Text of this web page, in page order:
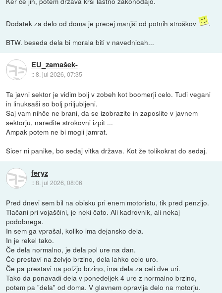
Dodatek za delo od doma je precej manjši od potnih stroškov
.
BTW. beseda dela bi morala biti v navednicah...
EU_zamašek-
::8. jul 2026, 07:35
Ta javni sektor je vidim bolj v zobeh kot boomerji celo. Tudi vegani
in linuksaši so bolj priljubljeni.
Saj vam nihče ne brani, da se izobrazite in zaposlite v javnem
sektorju, naredite strokovni izpit ...
Ampak potem ne bi mogli jamrat.
Sicer ni panike, bo sedaj vitka država. Kot že tolikokrat do sedaj.
feryz
::8. jul 2026, 08:06
Pred dnevi sem bil na obisku pri enem motoristu, tik pred penzijo.
Tlačani pri vojaščini, je neki čato. Ali kadrovnik, ali nekaj
podobnega.
In sem ga vprašal, koliko ima dejansko dela.
In je rekel tako.
Če dela normalno, je dela pol ure na dan.
Če prestavi na želvjo brzino, dela lahko celo uro.
Če pa prestavi na polžjo brzino, ima dela za celi dve uri.
Tako da ponavadi dela v ponedeljek 4 ure z normalno brzino,
potem pa "dela" od doma. V glavnem opravlja delo na motorju.